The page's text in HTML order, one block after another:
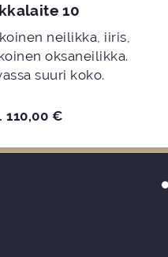
10
neilikka, iiris,
oksaneilikka.
suuri koko.
110,00€